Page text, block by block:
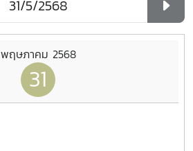
พฤษภาคม 2568
31